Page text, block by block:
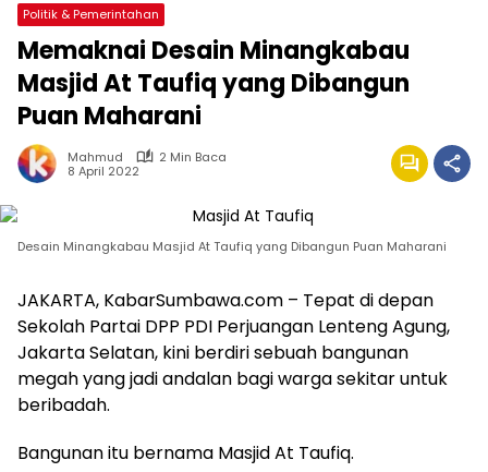
Politik & Pemerintahan
Memaknai Desain Minangkabau
Masjid At Taufiq yang Dibangun
Puan Maharani
Mahmud
2 Min Baca
8 April 2022
Desain Minangkabau Masjid At Taufiq yang Dibangun Puan Maharani
JAKARTA, KabarSumbawa.com – Tepat di depan
Sekolah Partai DPP PDI Perjuangan Lenteng Agung,
Jakarta Selatan, kini berdiri sebuah bangunan
megah yang jadi andalan bagi warga sekitar untuk
beribadah.
Bangunan itu bernama Masjid At Taufiq.